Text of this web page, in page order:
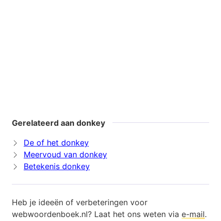
Gerelateerd aan donkey
De of het donkey
Meervoud van donkey
Betekenis donkey
Heb je ideeën of verbeteringen voor
webwoordenboek.nl? Laat het ons weten via e-mail.